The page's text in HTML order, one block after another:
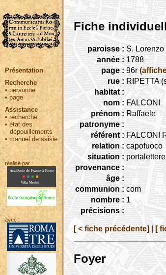
Présentation
Recherche
• personne
•page
Assistance
• recherche
•état des
dépouillements
•manuel de saisie
réalisé par :
avec :
Fiche
paroisse : S.
année : 1788
page : 96r
rue : RIPETTA
habitat :
nom : FALCONI
prénom : Raffaele
patronyme :
référent : FALCONI
relation : capofuoco
situation : portalettere
provenance :
âge :
communion : com
nombre : 1
précisions :
[ < fiche précédente] [
Foyer